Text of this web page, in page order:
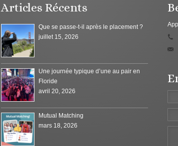
Articles Récents
Que se passe-t-il après le placement ?
juillet 15, 2026
Une journée typique d’une au pair en
Floride
avril 20, 2026
Mutual Matching
mars 18, 2026